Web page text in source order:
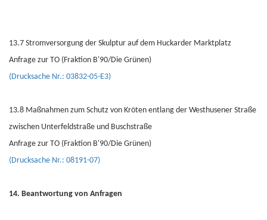
13.7 Stromversorgung der Skulptur auf dem Huckarder Marktplatz
Anfrage zur TO (Fraktion B'90/Die Grünen)
(Drucksache Nr.: 03832-05-E3)
13.8 Maßnahmen zum Schutz von Kröten entlang der Westhusener Straße
zwischen Unterfeldstraße und Buschstraße
Anfrage zur TO (Fraktion B'90/Die Grünen)
(Drucksache Nr.: 08191-07)
14. Beantwortung von Anfragen